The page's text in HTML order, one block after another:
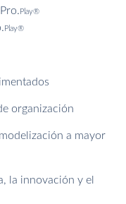
Play®
Play®
organización
a mayor
la innovación y el